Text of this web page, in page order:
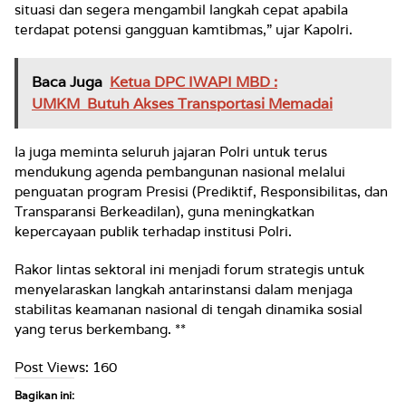
situasi dan segera mengambil langkah cepat apabila
terdapat potensi gangguan kamtibmas,” ujar Kapolri.
Baca Juga Ketua DPC IWAPI MBD :
UMKM Butuh Akses Transportasi Memadai
Ia juga meminta seluruh jajaran Polri untuk terus
mendukung agenda pembangunan nasional melalui
penguatan program Presisi (Prediktif, Responsibilitas, dan
Transparansi Berkeadilan), guna meningkatkan
kepercayaan publik terhadap institusi Polri.
Rakor lintas sektoral ini menjadi forum strategis untuk
menyelaraskan langkah antarinstansi dalam menjaga
stabilitas keamanan nasional di tengah dinamika sosial
yang terus berkembang. **
Post Views: 160
Bagikan ini: